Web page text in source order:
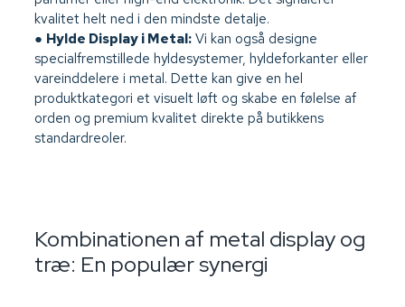
kvalitet helt ned i den mindste detalje.
● Hylde Display i Metal: Vi kan også designe
specialfremstillede hyldesystemer, hyldeforkanter eller
vareinddelere i metal. Dette kan give en hel
produktkategori et visuelt løft og skabe en følelse af
orden og premium kvalitet direkte på butikkens
standardreoler.
Kombinationen af metal display og
træ: En populær synergi